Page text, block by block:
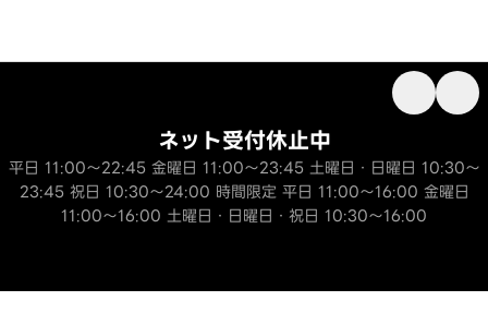
ネット受付休止中
平日 11:00～22:45 金曜日 11:00～23:45 土曜日・日曜日 10:30～
23:45 祝日 10:30～24:00 時間限定 平日 11:00～16:00 金曜日
11:00～16:00 土曜日・日曜日・祝日 10:30～16:00